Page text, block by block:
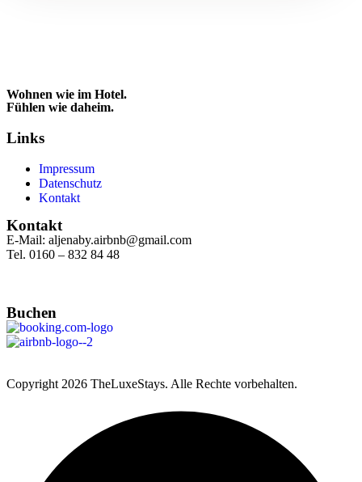
Wohnen wie im Hotel.
Fühlen wie daheim.
Links
Impressum
Datenschutz
Kontakt
Kontakt
E-Mail: aljenaby.airbnb@gmail.com
Tel. 0160 – 832 84 48
Buchen
Copyright 2026 TheLuxeStays. Alle Rechte vorbehalten.